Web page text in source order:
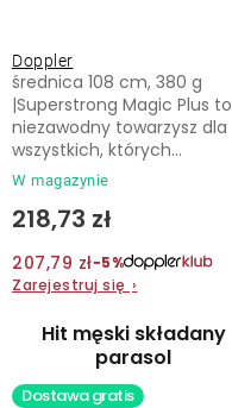
Doppler
W magazynie
218,73 zł
207,79 zł−5%
Zarejestruj się ›
średnica 108 cm, 380 g
|Superstrong Magic Plus to
niezawodny towarzysz dla
wszystkich, których...
Hit męski składany
parasol
Dostawa gratis